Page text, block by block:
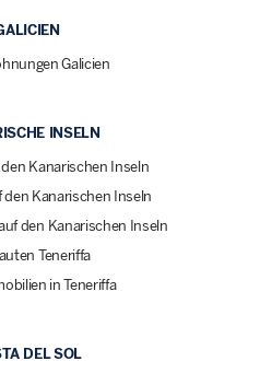
Galicien
INSELN
Kanarischen Inseln
den Kanarischen Inseln
den Kanarischen Inseln
Teneriffa
in Teneriffa
DEL SOL